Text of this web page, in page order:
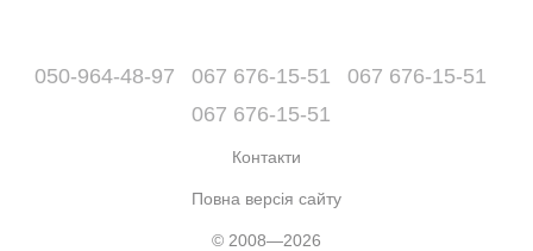
050-964-48-97 067 676-15-51
067 676-15-51
067 676-15-51
Контакти
Повна версія сайту
© 2008—2026